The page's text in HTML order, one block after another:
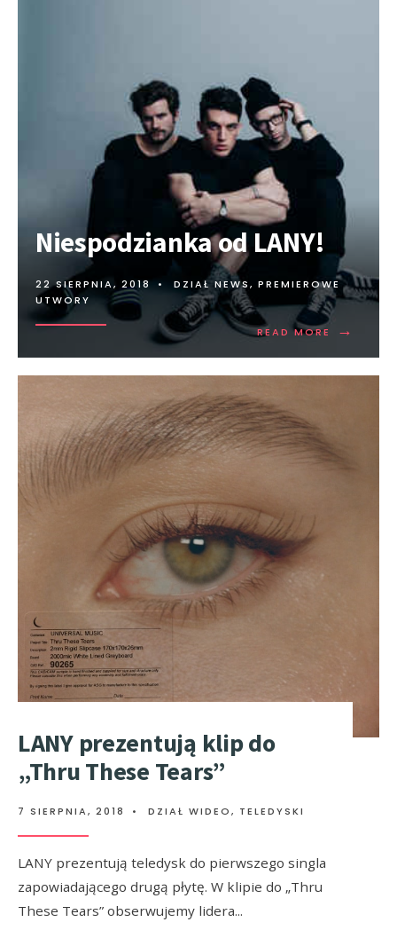
Niespodzianka od LANY!
22 SIERPNIA, 2018 • DZIAŁ NEWS, PREMIEROWE
UTWORY
READ MORE →
LANY prezentują klip do
„Thru These Tears”
7 SIERPNIA, 2018 • DZIAŁ WIDEO, TELEDYSKI
LANY prezentują teledysk do pierwszego singla
zapowiadającego drugą płytę. W klipie do „Thru
These Tears” obserwujemy lidera...